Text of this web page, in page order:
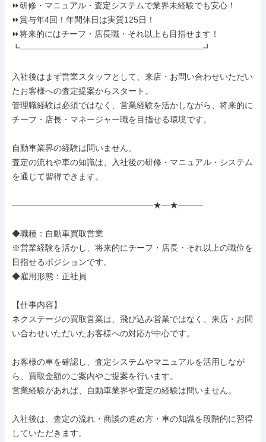
⏩️研修・マニュアル・査定システムで業界未経験でも安心！
⏩️賞与年4回！年間休日は実質125日！
⏩️将来的にはチーフ・店長職・それ以上も目指せます！
┗――――――――――――――――――――――┛
入社後はまず営業スタッフとして、来店・お問い合わせいただい
たお客様への査定提案からスタート。
管理職経験は必須ではなく、営業経験を活かしながら、将来的に
チーフ・店長・マネージャー職を目指せる環境です。
自動車業界の経験は問いません。
査定の流れや車の知識は、入社後の研修・マニュアル・システム
を通じて習得できます。
―――――――――――――――――★―★―――
◆職種：自動車買取営業
※営業経験を活かし、将来的にチーフ・店長・それ以上の職位を
目指せるポジションです。
◆雇用形態：正社員
【仕事内容】
ネクステージの買取営業は、飛び込み営業ではなく、来店・お問
い合わせいただいたお客様への対応が中心です。
お客様の車を確認し、査定システムやマニュアルを活用しなが
ら、買取金額のご案内やご提案を行います。
営業経験があれば、自動車業界や査定の経験は問いません。
入社後は、査定の流れ・商談の進め方・車の知識を段階的に習得
していただきます。